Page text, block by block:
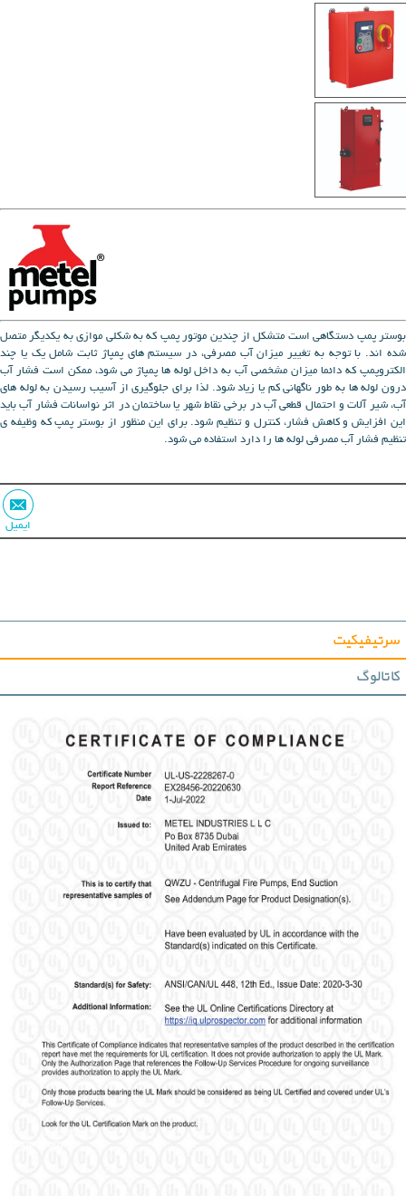
بوستر پمپ دستگاهی است متشکل از چندین موتور پمپ که به شکلی موازی به یکدیگر متصل
شده اند. با توجه به تغییر میزان آب مصرفی، در سیستم های پمپاژ ثابت شامل یک یا چند
الکتروپمپ که دائما میزان مشخصی آب به داخل لوله ها پمپاژ می شود، ممکن است فشار آب
درون لوله ها به طور ناگهانی کم یا زیاد شود. لذا برای جلوگیری از آسیب رسیدن به لوله های
آب، شیر آلات و احتمال قطعی آب در برخی نقاط شهر یا ساختمان در اثر نواسانات فشار آب باید
این افزایش و کاهش فشار، کنترل و تنظیم شود. برای این منظور از بوستر پمپ که وظیفه ی
تنظیم فشار آب مصرفی لوله ها را دارد استفاده می شود.
ایمیل
سرتیفیکیت
کاتالوگ